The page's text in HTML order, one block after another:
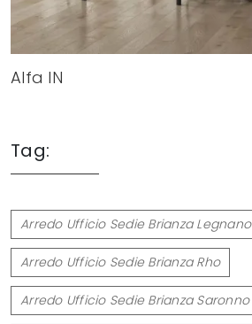
Alfa IN
Tag:
Arredo Ufficio Sedie Brianza Legnano
Arredo Ufficio Sedie Brianza Rho
Arredo Ufficio Sedie Brianza Saronno